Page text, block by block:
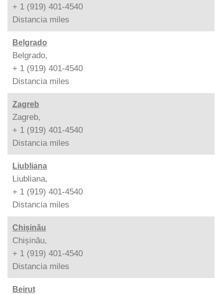
+ 1 (919) 401-4540
Distancia miles
Belgrado
Belgrado,
+ 1 (919) 401-4540
Distancia miles
Zagreb
Zagreb,
+ 1 (919) 401-4540
Distancia miles
Liubliana
Liubliana,
+ 1 (919) 401-4540
Distancia miles
Chișinău
Chișinău,
+ 1 (919) 401-4540
Distancia miles
Beirut